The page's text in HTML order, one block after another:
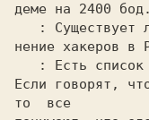
деме на 2400 бод.
: Существует
нение хакеров в
: Есть
Если говорят,
то  все